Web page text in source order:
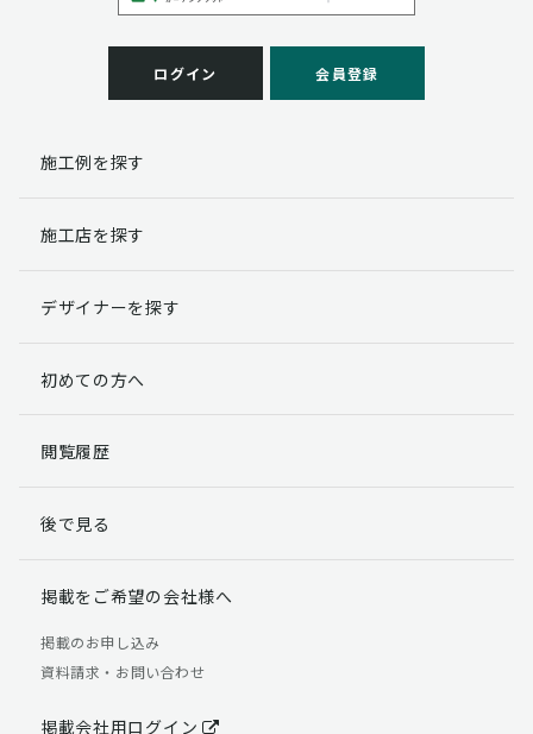
るために業務の一部を外部に委託しており、業務委託先
客様には、貴殿の個人情報の利用目的の通知、開示、訂
理・機密保持などによりお客様の個人情報の漏洩防止に
個人情報提出の任意性
す。
らかじめご了承ください。
個人情報の開示請求について
る権利があります。
「個人情報の取り扱いについて」
【お問合せ先】 個人情報問合せ窓口
TEL：03-5411-7891（平日9:00 ～ 18:00）
ログイン 会員登録
施工例を探す
施工店を探す
デザイナーを探す
初めての方へ
閲覧履歴
後で見る
掲載をご希望の会社様へ
掲載のお申し込み
資料請求・お問い合わせ
掲載会社用ログイン